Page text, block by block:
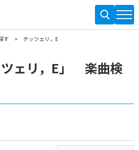
す テッツェリ，E
ェリ，E」 楽曲検